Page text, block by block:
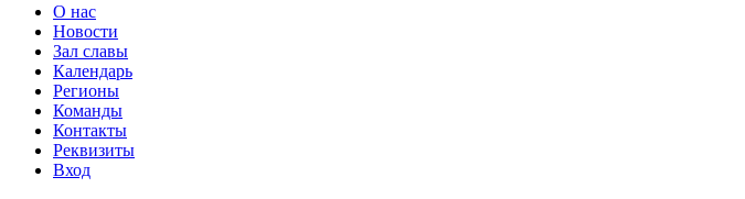
О нас
Новости
Зал славы
Календарь
Регионы
Команды
Контакты
Реквизиты
Вход